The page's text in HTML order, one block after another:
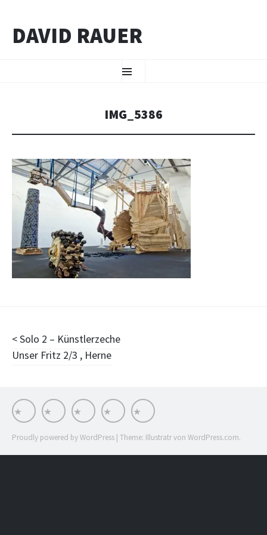
DAVID RAUER
IMG_5386
Beitragsnavigation
Solo 2 – Künstlerzeche
Unser Fritz 2/3 , Herne
Works Stationen ImpressumStream INSTA
Proudly powered by WordPress | Theme: Illustratr von WordPress.com.